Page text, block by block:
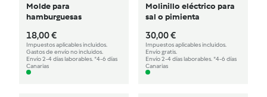
Molde para
hamburguesas
18,00 €
Impuestos aplicables incluidos.
Gastos de envío no incluidos.
Envío 2-4 días laborables. *4-6 días
Canarias
Molinillo eléctrico para
sal o pimienta
30,00 €
Impuestos aplicables incluidos.
Envío gratis.
Envío 2-4 días laborables. *4-6 días
Canarias